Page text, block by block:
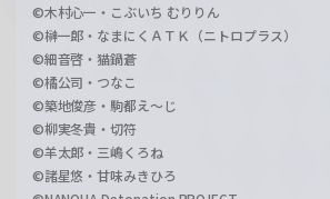
©木村心一・こぶいち むりりん
©榊一郎・なまにくＡＴＫ（ニトロプラス）
©細音啓・猫鍋蒼
©橘公司・つなこ
©築地俊彦・駒都え～じ
©柳実冬貴・切符
©羊太郎・三嶋くろね
©諸星悠・甘味みきひろ